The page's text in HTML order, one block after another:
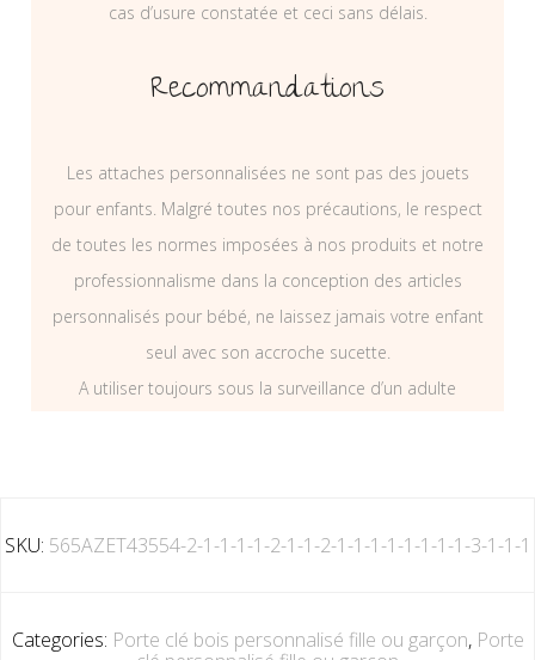
cas d’usure constatée et ceci sans délais.
Recommandations
Les attaches personnalisées ne sont pas des jouets
pour enfants. Malgré toutes nos précautions, le respect
de toutes les normes imposées à nos produits et notre
professionnalisme dans la conception des articles
personnalisés pour bébé, ne laissez jamais votre enfant
seul avec son accroche sucette.
A utiliser toujours sous la surveillance d’un adulte
SKU: 565AZET43554-2-1-1-1-1-2-1-1-2-1-1-1-1-1-1-1-1-3-1-1-1
Categories: Porte clé bois personnalisé fille ou garçon, Porte